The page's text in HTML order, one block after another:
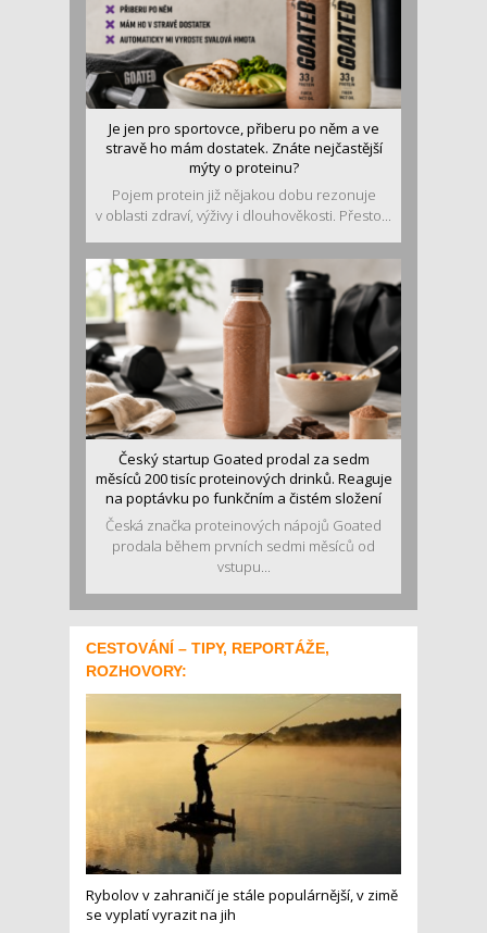
Je jen pro sportovce, přiberu po něm a ve
stravě ho mám dostatek. Znáte nejčastější
mýty o proteinu?
Pojem protein již nějakou dobu rezonuje
v oblasti zdraví, výživy i dlouhověkosti. Přesto...
Český startup Goated prodal za sedm
měsíců 200 tisíc proteinových drinků. Reaguje
na poptávku po funkčním a čistém složení
Česká značka proteinových nápojů Goated
prodala během prvních sedmi měsíců od
vstupu...
CESTOVÁNÍ – TIPY, REPORTÁŽE,
ROZHOVORY:
Rybolov v zahraničí je stále populárnější, v zimě
se vyplatí vyrazit na jih